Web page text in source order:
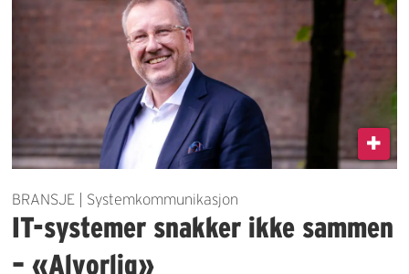
BRANSJE | Systemkommunikasjon
IT-systemer snakker ikke sammen
– «Alvorlig»